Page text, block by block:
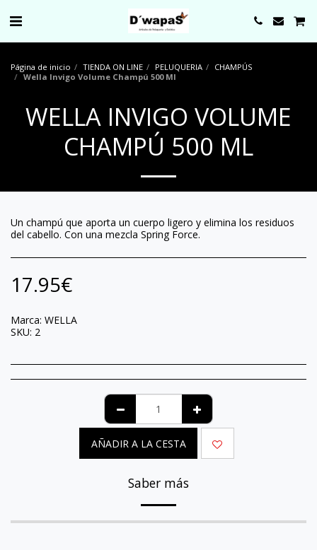
Página de inicio TIENDA ON LINE PELUQUERIA
CHAMPÚS
Wella Invigo Volume Champú 500 Ml
WELLA INVIGO VOLUME
CHAMPÚ 500 ML
Un champú que aporta un cuerpo ligero y elimina los residuos
del cabello. Con una mezcla Spring Force.
17.95€
Marca: WELLA
SKU: 2
AÑADIR A LA CESTA
Saber más